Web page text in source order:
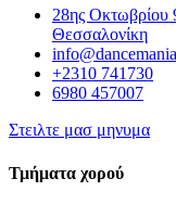
28ης
Θεσσαλονίκη
+2310 741730
6980 457007
Στειλτε μασ μηνυμα
Τμήματα χορού